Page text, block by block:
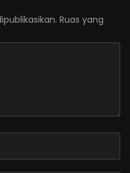
Ruas yang